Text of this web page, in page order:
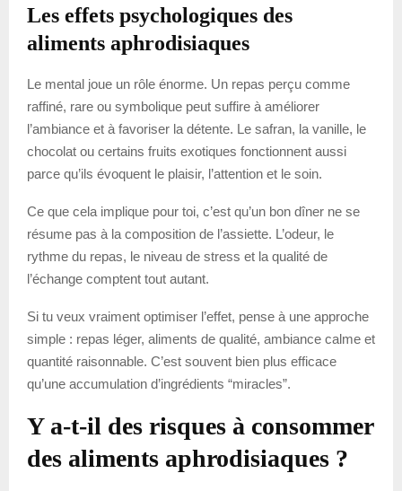
Les effets psychologiques des
aliments aphrodisiaques
Le mental joue un rôle énorme. Un repas perçu comme
raffiné, rare ou symbolique peut suffire à améliorer
l’ambiance et à favoriser la détente. Le safran, la vanille, le
chocolat ou certains fruits exotiques fonctionnent aussi
parce qu’ils évoquent le plaisir, l’attention et le soin.
Ce que cela implique pour toi, c’est qu’un bon dîner ne se
résume pas à la composition de l’assiette. L’odeur, le
rythme du repas, le niveau de stress et la qualité de
l’échange comptent tout autant.
Si tu veux vraiment optimiser l’effet, pense à une approche
simple : repas léger, aliments de qualité, ambiance calme et
quantité raisonnable. C’est souvent bien plus efficace
qu’une accumulation d’ingrédients “miracles”.
Y a-t-il des risques à consommer
des aliments aphrodisiaques ?